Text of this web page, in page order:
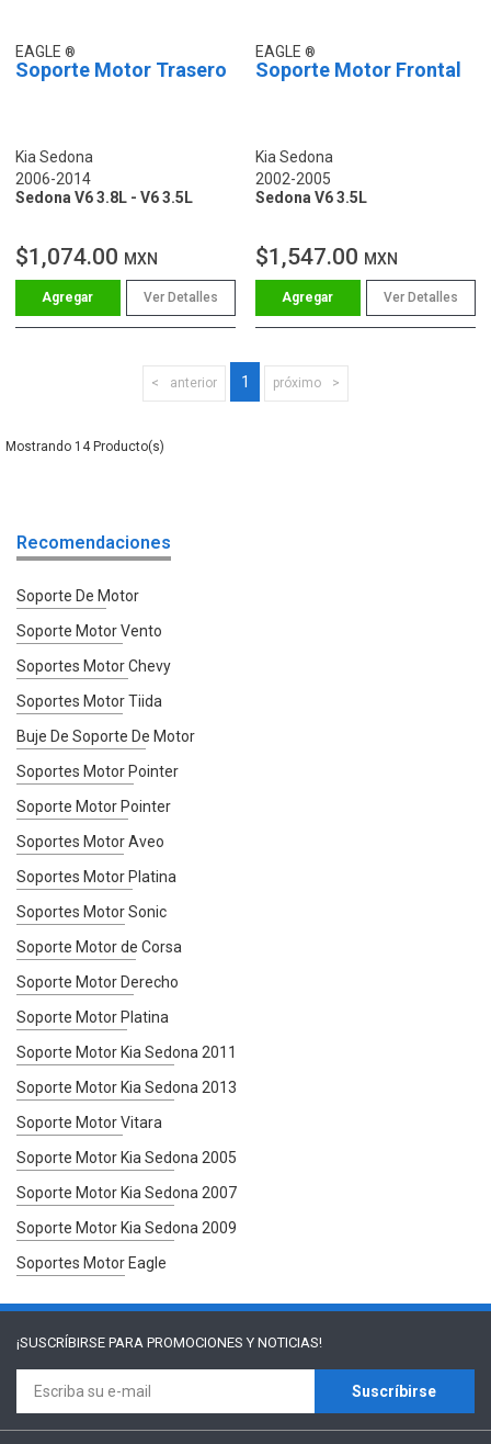
EAGLE
Soporte Motor Trasero
Kia Sedona
2006-2014
Sedona V6 3.8L - V6 3.5L
$1,074.00 MXN
Ver Detalles
EAGLE
Soporte Motor Frontal
Kia Sedona
2002-2005
Sedona V6 3.5L
$1,547.00 MXN
Ver Detalles
anterior 1 próximo
14
Recomendaciones
Soporte De Motor
Soporte Motor Vento
Soportes Motor Chevy
Soportes Motor Tiida
Buje De Soporte De Motor
Soportes Motor Pointer
Soporte Motor Pointer
Soportes Motor Aveo
Soportes Motor Platina
Soportes Motor Sonic
Soporte Motor de Corsa
Soporte Motor Derecho
Soporte Motor Platina
Soporte Motor Kia Sedona 2011
Soporte Motor Kia Sedona 2013
Soporte Motor Vitara
Soporte Motor Kia Sedona 2005
Soporte Motor Kia Sedona 2007
Soporte Motor Kia Sedona 2009
Soportes Motor Eagle
¡SUSCRÍBIRSE PARA PROMOCIONES Y NOTICIAS!
Suscríbirse